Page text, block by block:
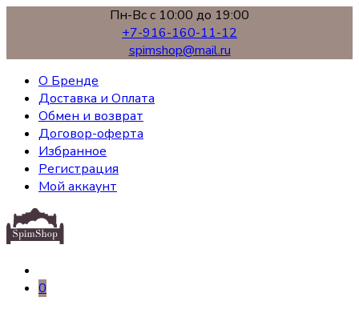
Пн-Вс с 10:00 до 19:00
+7-916-160-11-12
spimshop@mail.ru
О Бренде
Доставка и Оплата
Обмен и возврат
Договор-оферта
Избранное
Регистрация
Мой аккаунт
0